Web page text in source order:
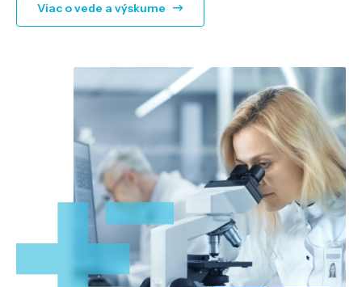
Viac o vede a výskume